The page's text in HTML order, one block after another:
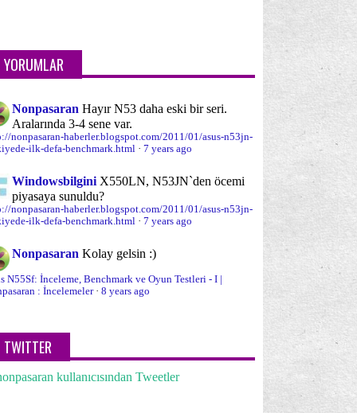
YORUMLAR
Nonpasaran Hayır N53 daha eski bir seri.
Aralarında 3-4 sene var.
nonpasaran-haberler.blogspot.com/2011/01/asus-n53jn-
ilk-defa-benchmark.html · 7 years ago
Windowsbilgini X550LN, N53JN`den öcemi
piyasaya sunuldu?
nonpasaran-haberler.blogspot.com/2011/01/asus-n53jn-
ilk-defa-benchmark.html · 7 years ago
Nonpasaran Kolay gelsin :)
N55Sf: İnceleme, Benchmark ve Oyun Testleri - I |
: İncelemeler· 8 years ago
TWITTER
kullanıcısından Tweetler